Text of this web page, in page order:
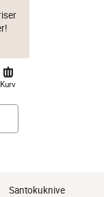
Kurv
Santokuknive